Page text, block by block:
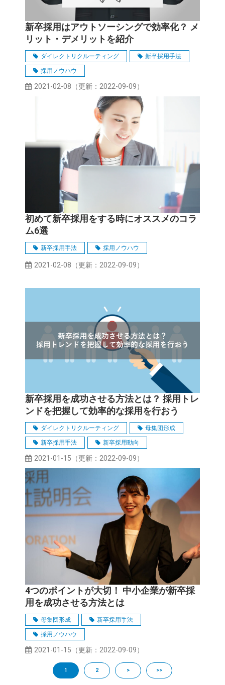
新卒採用はアウトソーシングで効率化？ メ
リット・デメリットを紹介
ダイレクトリクルーティング 新卒採用手法
採用ノウハウ
2021-02-08 （更新： 2022-09-09）
初めて新卒採用をする時にオススメのコラ
ム6選
新卒採用手法 採用ノウハウ
2021-02-08 （更新： 2022-09-09）
新卒採用を成功させる方法とは？ 採用トレ
ンドを把握して効率的な採用を行おう
ダイレクトリクルーティング 母集団形成
新卒採用手法 新卒採用動向
2021-01-15 （更新： 2022-09-09）
4つのポイントが大切！ 中小企業が新卒採
用を成功させる方法とは
母集団形成 新卒採用手法
採用ノウハウ
2021-01-15 （更新： 2022-09-09）
1 2 > >>